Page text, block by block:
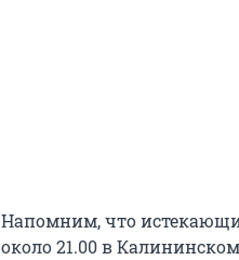
Напомним, что
около 21.00 в